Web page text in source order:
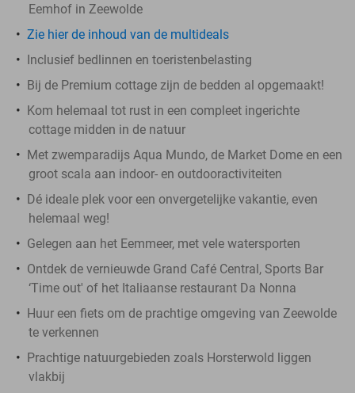
Eemhof in Zeewolde
Zie hier de inhoud van de multideals
Inclusief bedlinnen en toeristenbelasting
Bij de Premium cottage zijn de bedden al opgemaakt!
Kom helemaal tot rust in een compleet ingerichte
cottage midden in de natuur
Met zwemparadijs Aqua Mundo, de Market Dome en een
groot scala aan indoor- en outdooractiviteiten
Dé ideale plek voor een onvergetelijke vakantie, even
helemaal weg!
Gelegen aan het Eemmeer, met vele watersporten
Ontdek de vernieuwde Grand Café Central, Sports Bar
‘Time out' of het Italiaanse restaurant Da Nonna
Huur een fiets om de prachtige omgeving van Zeewolde
te verkennen
Prachtige natuurgebieden zoals Horsterwold liggen
vlakbij